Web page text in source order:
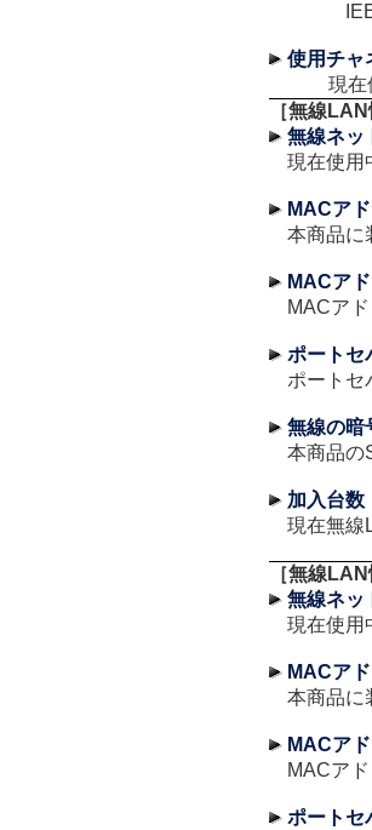
使用チャ
現在
［無線
無線ネ
現在使用
MACア
本商品に
MACア
MACア
ポートセ
ポートセ
無線の暗
本商品の
加入台数
現在無線
［無線
無線ネ
現在使用
MACア
本商品に
MACア
MACア
ポートセ